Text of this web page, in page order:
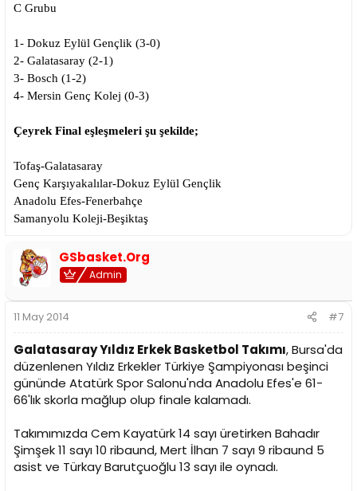
C Grubu
1- Dokuz Eylül Gençlik (3-0)
2- Galatasaray (2-1)
3- Bosch (1-2)
4- Mersin Genç Kolej (0-3)
Çeyrek Final eşleşmeleri şu şekilde;
Tofaş-Galatasaray
Genç Karşıyakalılar-Dokuz Eylül Gençlik
Anadolu Efes-Fenerbahçe
Samanyolu Koleji-Beşiktaş​
GSbasket.Org
Admin
11 May 2014 #7
Galatasaray Yıldız Erkek Basketbol Takımı, Bursa'da
düzenlenen Yıldız Erkekler Türkiye Şampiyonası beşinci
gününde Atatürk Spor Salonu'nda Anadolu Efes'e 61-
66'lık skorla mağlup olup finale kalamadı.
Takımımızda Cem Kayatürk 14 sayı üretirken Bahadır
Şimşek 11 sayı 10 ribaund, Mert İlhan 7 sayı 9 ribaund 5
asist ve Türkay Barutçuoğlu 13 sayı ile oynadı.